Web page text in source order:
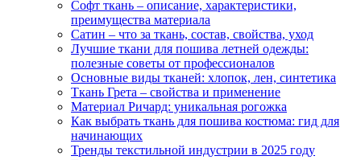
Софт ткань – описание, характеристики,
преимущества материала
Сатин – что за ткань, состав, свойства, уход
Лучшие ткани для пошива летней одежды:
полезные советы от профессионалов
Основные виды тканей: хлопок, лен, синтетика
Ткань Грета – свойства и применение
Материал Ричард: уникальная рогожка
Как выбрать ткань для пошива костюма: гид для
начинающих
Тренды текстильной индустрии в 2025 году